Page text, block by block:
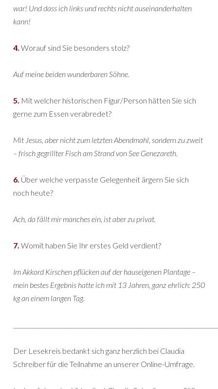
war! Und dass ich links und rechts nicht auseinanderhalten
kann!
4. Worauf sind Sie besonders stolz?
Auf meine beiden wunderbaren Söhne.
5. Mit welcher historischen Figur/Person hätten Sie sich
gerne zum Essen verabredet?
Mit Jesus, aber nicht zum letzten Abendmahl, sondern zu zweit
– frisch gegrillter Fisch am Strand von See Genezareth.
6. Über welche verpasste Gelegenheit ärgern Sie sich
noch heute?
Ach, da fällt mir manches ein, ist aber zu privat.
7. Womit haben Sie Ihr erstes Geld verdient?
Im Akkord Kirschen pflücken auf der hauseigenen Plantage –
mein bestes Ergebnis hatte ich mit 13 Jahren, ganz ehrlich: 250
kg an einem langen Tag.
Der Lesekreis bedankt sich ganz herzlich bei Claudia
Schreiber für die Teilnahme an unserer Online-Umfrage.